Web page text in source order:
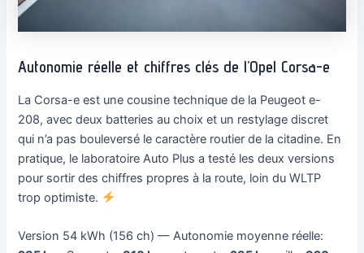
Autonomie réelle et chiffres clés de l’Opel Corsa-e
La Corsa-e est une cousine technique de la Peugeot e-
208, avec deux batteries au choix et un restylage discret
qui n’a pas bouleversé le caractère routier de la citadine. En
pratique, le laboratoire Auto Plus a testé les deux versions
pour sortir des chiffres propres à la route, loin du WLTP
trop optimiste.
Version 54 kWh (156 ch) — Autonomie moyenne réelle: